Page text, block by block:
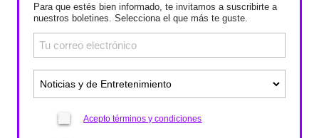
Para que estés bien informado, te invitamos a suscribirte a
nuestros boletines. Selecciona el que más te guste.
Acepto términos y condiciones